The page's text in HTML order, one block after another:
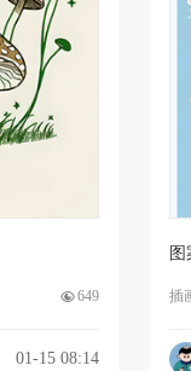
649
01-15 08:14
插